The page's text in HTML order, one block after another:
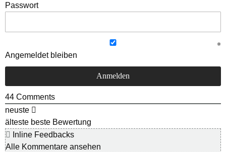
Passwort
Angemeldet bleiben
44 Comments
neuste
älteste beste Bewertung
Inline Feedbacks
Alle Kommentare ansehen